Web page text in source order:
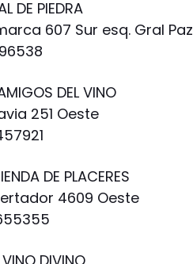
DE PIEDRA
607 Sur esq. Gral Paz
DEL VINO
251 Oeste
DE PLACERES
4609 Oeste
DIVINO